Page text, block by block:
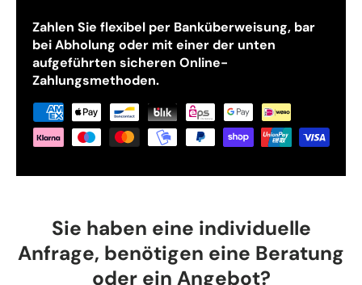
Zahlen Sie flexibel per Banküberweisung, bar
bei Abholung oder mit einer der unten
aufgeführten sicheren Online-
Zahlungsmethoden.
Sie haben eine individuelle
Anfrage, benötigen eine Beratung
oder ein Angebot?